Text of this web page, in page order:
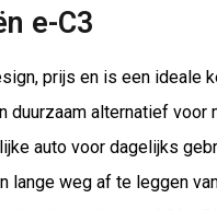
e-C3
prijs en is een ideale
alternatief voor
auto voor dagelijks
lange weg af te leggen